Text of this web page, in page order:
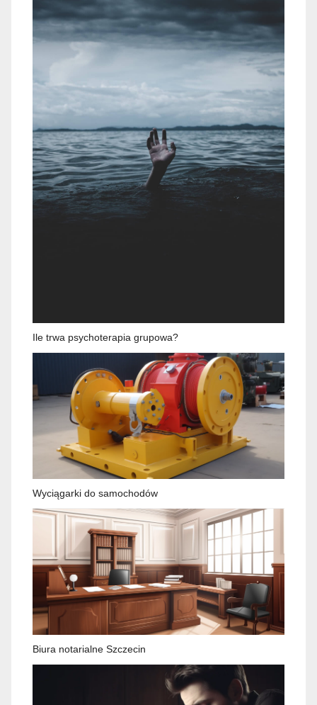
Ile trwa psychoterapia grupowa?
Wyciągarki do samochodów
Biura notarialne Szczecin